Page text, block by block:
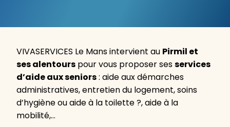
VIVASERVICES Le Mans intervient au Pirmil et
ses alentours pour vous proposer sesservices
d’aide aux seniors: aide aux démarches
administratives, entretien du logement, soins
d’hygiène ou aide à la toilette ?, aide à la
mobilité,…